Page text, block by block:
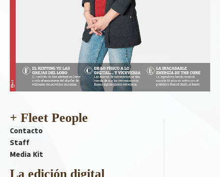
+ Fleet People
Contacto
Staff
Media Kit
La edición digital